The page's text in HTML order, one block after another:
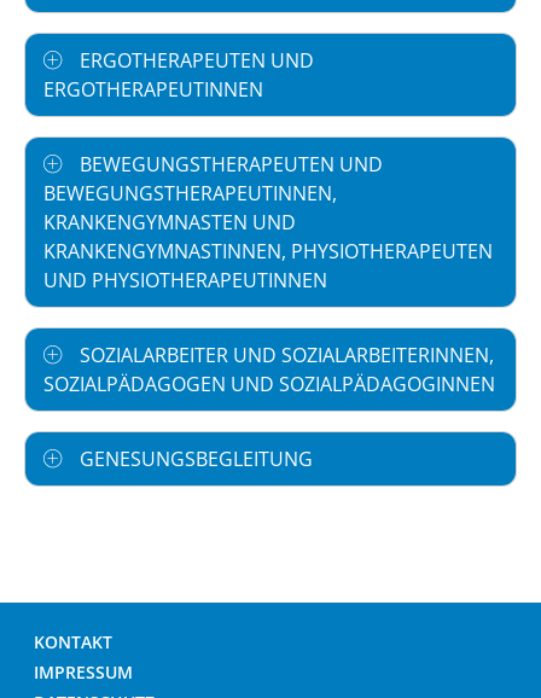
ERGOTHERAPEUTEN UND
ERGOTHERAPEUTINNEN
BEWEGUNGSTHERAPEUTEN UND
BEWEGUNGSTHERAPEUTINNEN,
KRANKENGYMNASTEN UND
KRANKENGYMNASTINNEN, PHYSIOTHERAPEUTEN
UND PHYSIOTHERAPEUTINNEN
SOZIALARBEITER UND SOZIALARBEITERINNEN,
SOZIALPÄDAGOGEN UND SOZIALPÄDAGOGINNEN
GENESUNGSBEGLEITUNG
KONTAKT
IMPRESSUM